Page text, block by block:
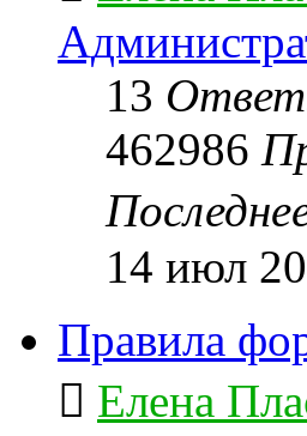
13
462986
14 июл
Правила
Елена